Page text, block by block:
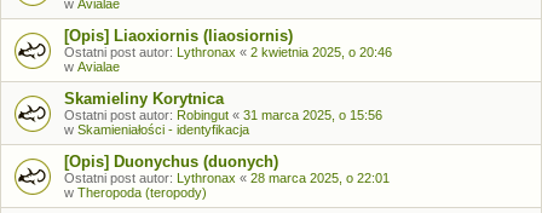
w Avialae
[Opis] Liaoxiornis (liaosiornis)
Ostatni post autor: Lythronax « 2 kwietnia 2025, o 20:46
w Avialae
Skamieliny Korytnica
Ostatni post autor: Robingut « 31 marca 2025, o 15:56
w Skamieniałości - identyfikacja
[Opis] Duonychus (duonych)
Ostatni post autor: Lythronax « 28 marca 2025, o 22:01
w Theropoda (teropody)